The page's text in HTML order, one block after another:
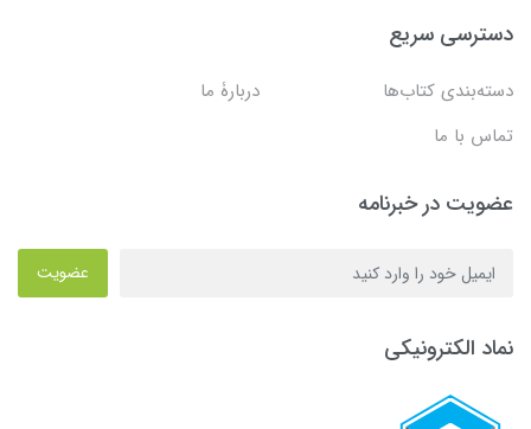
دسترسی سریع
دسته‌بندی کتاب‌ها
دربارۀ ما
تماس با ما
عضویت در خبرنامه
عضویت
نماد الکترونیکی